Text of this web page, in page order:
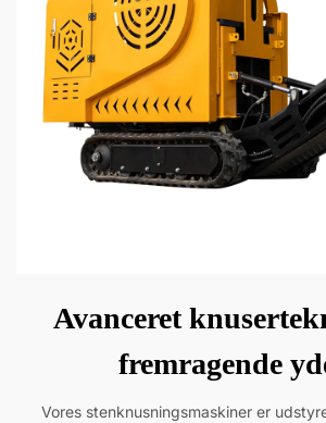
Avanceret
fremragende
Vores stenknusningsmaskiner er